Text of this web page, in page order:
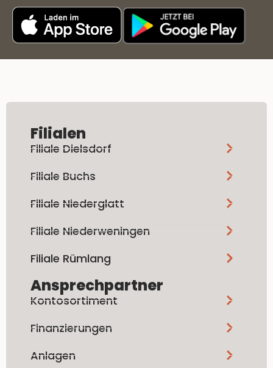
Filialen
Filiale Dielsdorf
Filiale Buchs
Filiale Niederglatt
Filiale Niederweningen
Filiale Rümlang
Ansprechpartner
Kontosortiment
Finanzierungen
Anlagen